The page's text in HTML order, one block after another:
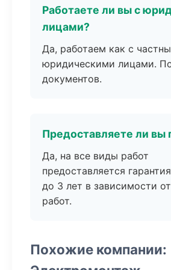
Работаете ли вы с
лицами?
Да, работаем как с
юридическими лицами.
документов.
Предоставляете ли вы
Да, на все виды работ
предоставляется
до 3 лет в зависимости
работ.
Похожие компании: